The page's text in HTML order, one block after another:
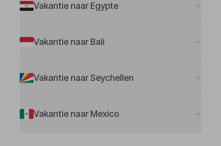
Vakantie naar Egypte
Vakantie naar Bali
Vakantie naar Seychellen
Vakantie naar Mexico